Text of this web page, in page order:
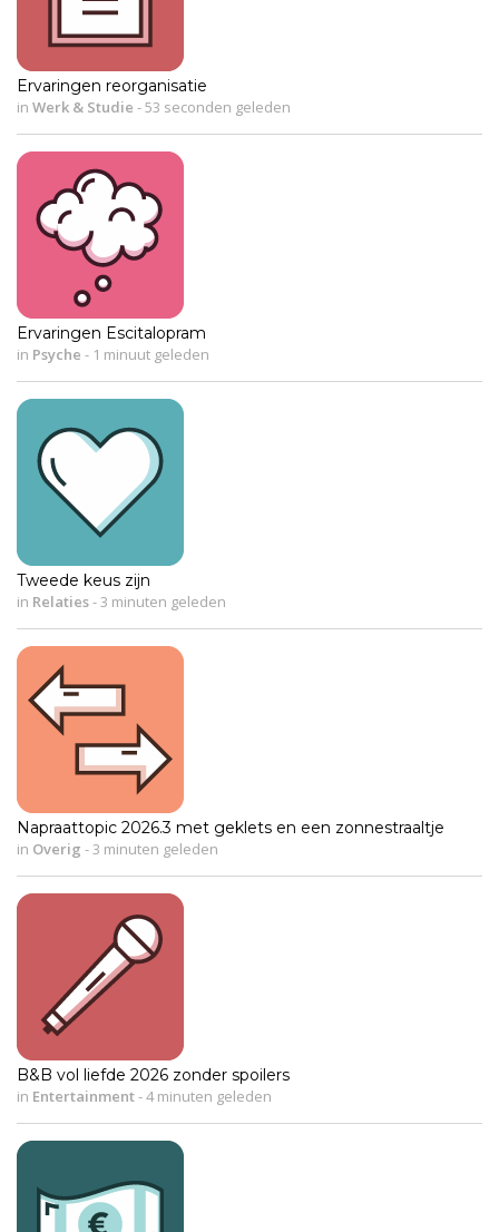
Ervaringen reorganisatie
in Werk & Studie -53 seconden geleden
Ervaringen Escitalopram
in Psyche - 1 minuut geleden
Tweede keus zijn
in Relaties-3 minuten geleden
Napraattopic 2026.3 met geklets en een zonnestraaltje
in Overig -3 minuten geleden
B&B vol liefde 2026 zonder spoilers
in Entertainment-4 minuten geleden